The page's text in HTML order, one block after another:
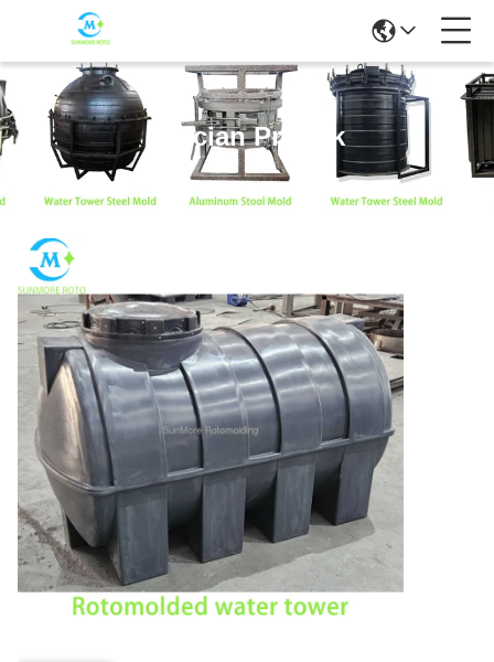
Rincian Produk